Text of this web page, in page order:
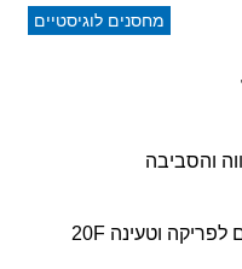
מחסנים לוגיסטיים
והסביבה